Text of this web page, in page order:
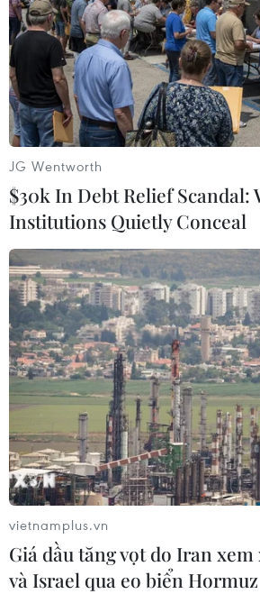
Phía Bắc mưa rét, phía
trên 36 độ C trong ngày 8/3
08/03/2018 00:01
Các tỉnh phía Bắc xuống đến Thừa
lạnh mạnh tăng cường khiến trời
trời rét, có nơi rét đậm; khu vực
có nơi nắng nóng trên 36 độ C.
JG Wentworth
$30k In Debt Relief Scandal:
Institutions Quietly Conceal
vietnamplus.vn
Giá dầu tăng vọt do Iran
và Israel qua eo biển Hormuz